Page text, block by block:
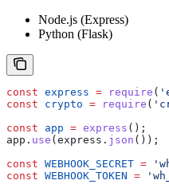
Node.js (Express)
Python (Flask)
const express = require (
const crypto = require (
const app = express ();
app . use (express . json ());
const WEBHOOK_SECRET =
const WEBHOOK_TOKEN =